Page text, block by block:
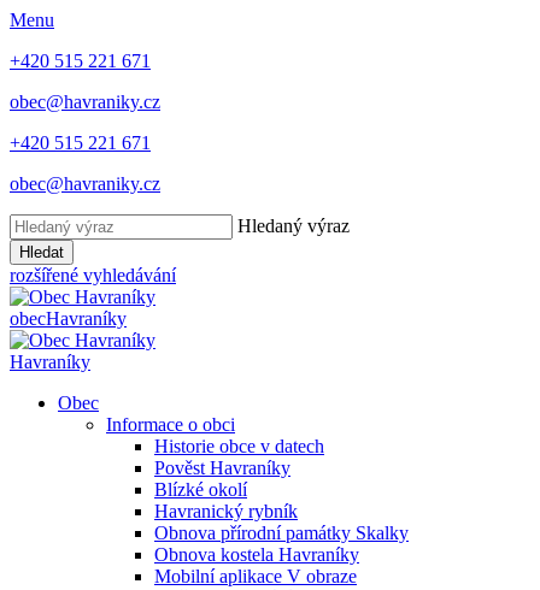
Menu
+420 515 221 671
obec@havraniky.cz
+420 515 221 671
obec@havraniky.cz
Hledaný výraz
Hledat
rozšířené vyhledávání
obecHavraníky
Havraníky
Obec
Informace o obci
Historie obce v datech
Pověst Havraníky
Blízké okolí
Havranický rybník
Obnova přírodní památky Skalky
Obnova kostela Havraníky
Mobilní aplikace V obraze